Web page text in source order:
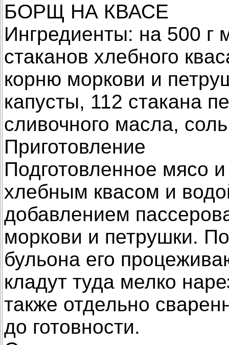
БОРЩ НА КВАСЕ
Ингредиенты: на 500 г
стаканов хлебного
корню моркови и
капусты, 112 стакана
сливочного масла,
Приготовление
Подготовленное мясо
хлебным квасом и
добавлением
моркови и петрушки.
бульона его
кладут туда мелко
также отдельно
до готовности.